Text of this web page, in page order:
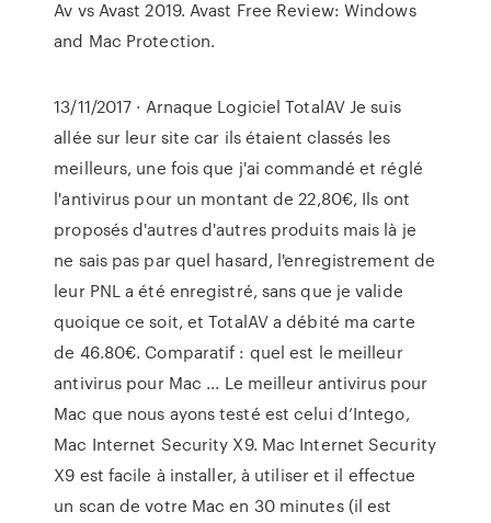
Av vs Avast 2019. Avast Free Review: Windows
and Mac Protection.
13/11/2017 · Arnaque Logiciel TotalAV Je suis
allée sur leur site car ils étaient classés les
meilleurs, une fois que j'ai commandé et réglé
l'antivirus pour un montant de 22,80€, Ils ont
proposés d'autres d'autres produits mais là je
ne sais pas par quel hasard, l'enregistrement de
leur PNL a été enregistré, sans que je valide
quoique ce soit, et TotalAV a débité ma carte
de 46.80€. Comparatif : quel est le meilleur
antivirus pour Mac ... Le meilleur antivirus pour
Mac que nous ayons testé est celui d’Intego,
Mac Internet Security X9. Mac Internet Security
X9 est facile à installer, à utiliser et il effectue
un scan de votre Mac en 30 minutes (il est